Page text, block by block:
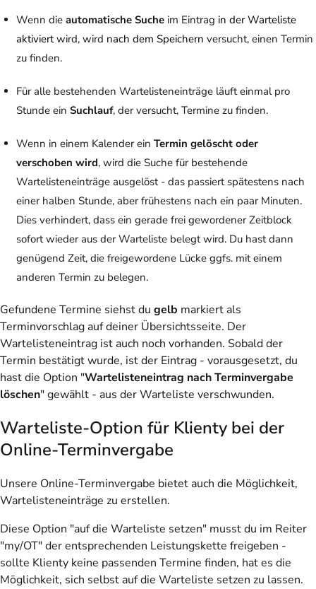
Wenn die automatische Sucheim Eintrag in der Warteliste
aktiviertwird, wird nach dem Speichern versucht, einen Termin
zu finden.
Für alle bestehenden Wartelisteneinträge läuft einmal pro
Stunde ein Suchlauf, der versucht, Termine zu finden.
Wenn in einem Kalender ein Termin gelöscht oder
verschoben wird, wird die Suche für bestehende
Wartelisteneinträge ausgelöst - das passiert spätestens nach
einer halben Stunde, aber frühestens nach ein paar Minuten.
Dies verhindert, dass ein gerade frei gewordener Zeitblock
sofort wieder aus der Warteliste belegt wird. Du hast dann
genügend Zeit, die freigewordene Lücke ggfs. mit einem
anderen Termin zu belegen.
Gefundene Termine siehst du gelb markiert als
Terminvorschlag auf deiner Übersichtsseite. Der
Wartelisteneintrag ist auch noch vorhanden. Sobald der
Termin bestätigt wurde, ist der Eintrag - vorausgesetzt, du
hast die Option "Wartelisteneintrag nach Terminvergabe
löschen" gewählt - aus der Warteliste verschwunden.
Warteliste-Option für Klienty bei der
Online-Terminvergabe
Unsere Online-Terminvergabe bietet auch die Möglichkeit,
Wartelisteneinträge zu erstellen.
Diese Option "auf die Warteliste setzen" musst du im Reiter
"my/OT" der entsprechenden Leistungskette freigeben -
sollte Klienty keine passenden Termine finden, hat es die
Möglichkeit, sich selbst auf die Warteliste setzen zu lassen.